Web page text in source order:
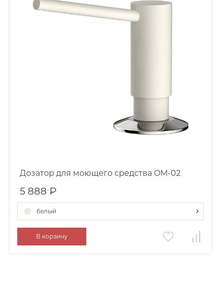
Дозатор для моющего средства OM-02
5 888 ₽
белый
белый
античная латунь
В корзину